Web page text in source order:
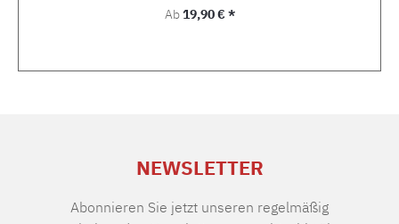
Regulärer Preis:
Ab19,90 € *
NEWSLETTER
Abonnieren Sie jetzt unseren regelmäßig